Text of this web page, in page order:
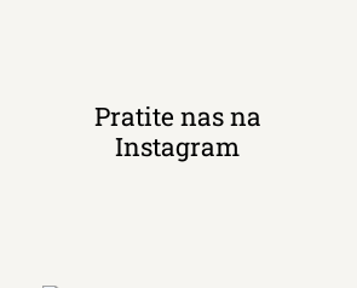
Pratite nas na
Instagram